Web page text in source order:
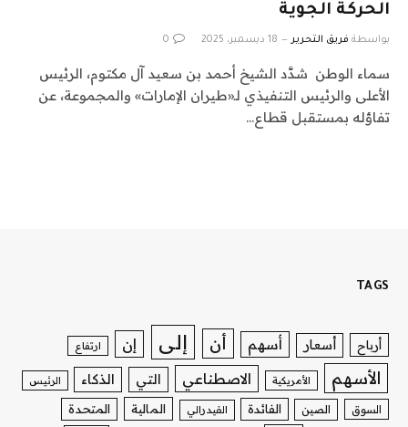
الحركة الجوية
بواسطة فريق التحرير 18 ديسمبر، 2025 0
سماء الوطن شدَّد الشيخ أحمد بن سعيد آل مكتوم، الرئيس
الأعلى والرئيس التنفيذي لـ«طيران الإمارات» والمجموعة، عن
تفاؤله بمستقبل قطاع…
TAGS
أرباح أسعار أسهم أن إلى إن ارتفاع
الأسهم الأمريكية الاصطناعي التي الذكاء الرئيس
السوق الصين الفائدة الفيدرالي المالية المتحدة